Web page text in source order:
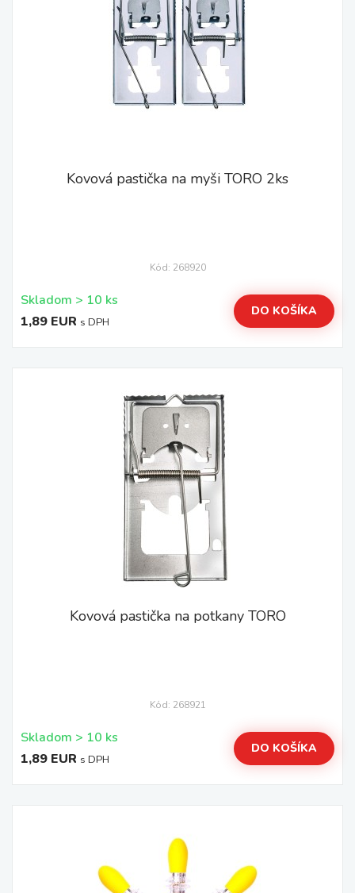
Kovová pastička na myši TORO 2ks
Kód: 268920
Skladom > 10 ks
1,89 EUR s DPH
DO KOŠÍKA
Kovová pastička na potkany TORO
Kód: 268921
Skladom > 10 ks
1,89 EUR s DPH
DO KOŠÍKA